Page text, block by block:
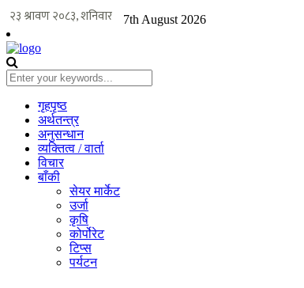
7th August 2026
गृहपृष्ठ
अर्थतन्त्र
अनुसन्धान
व्यक्तित्व / वार्ता
विचार
बाँकी
सेयर मार्केट
उर्जा
कृषि
कोर्पोरेट
टिप्स
पर्यटन